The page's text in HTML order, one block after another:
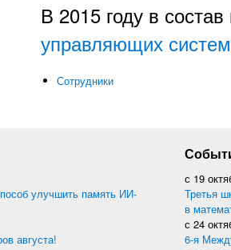
В 2015 году в
управляющих
Сотрудники
улучшить память ИИ-
августа!
с 19
Третья
в
с 24
6-я